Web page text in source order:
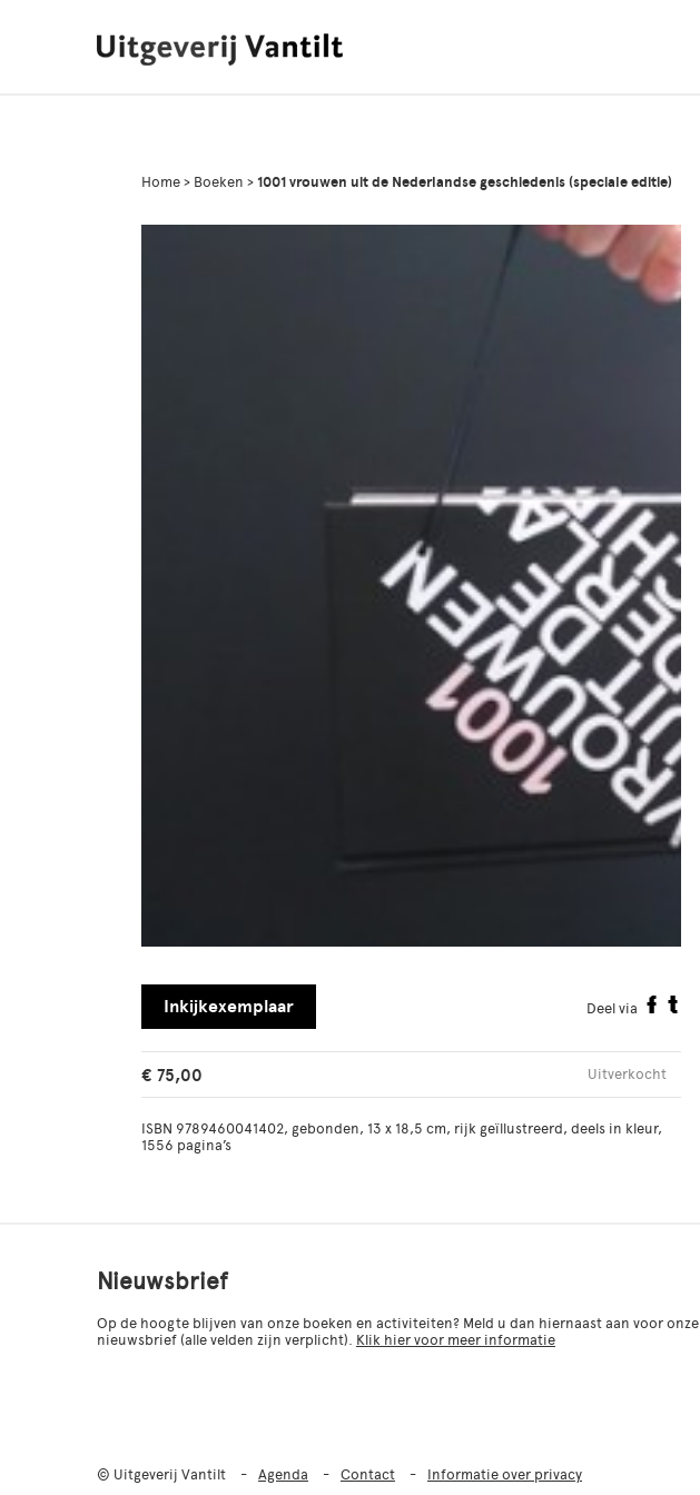
Home > Boeken > 1001 vrouwen uit de Nederlandse geschiedenis (speciale editie)
Inkijkexemplaar Deel via
€ 75,00 Uitverkocht
ISBN 9789460041402, gebonden, 13 x 18,5 cm, rijk geïllustreerd, deels in kleur,
1556 pagina’s
Nieuwsbrief
Op de hoogte blijven van onze boeken en activiteiten? Meld u dan hiernaast aan voor onze
nieuwsbrief (alle velden zijn verplicht). Klik hier voor meer informatie
© Uitgeverij Vantilt Agenda Contact Informatie over privacy